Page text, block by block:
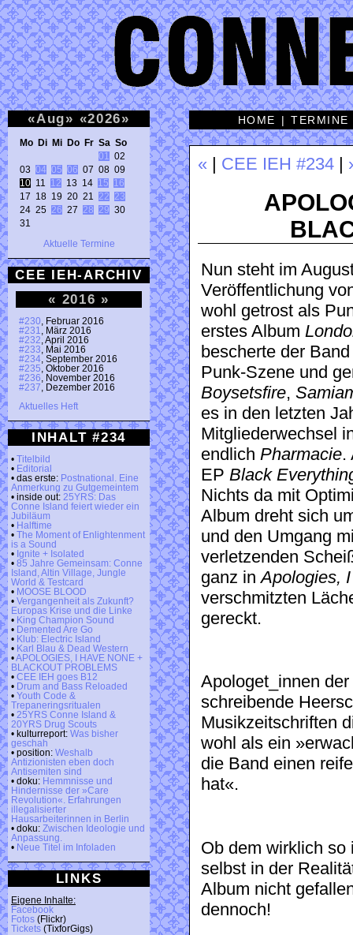
«Aug» «2026»
Mo Di Mi Do Fr Sa So
01
02
03 04 05 06
10 11 12 13 14 15
16
17 18 19 20 21 22
23
24 25 26 27 28 29 30
31
Aktuelle Termine
CEE IEH-ARCHIV
« 2016 »
#230 , Februar 2016
#231
, März 2016
#232 , April 2016
#233 , Mai 2016
#234 , September 2016
#235 , Oktober 2016
#236 , November 2016
#237 , Dezember 2016
Aktuelles Heft
INHALT #234
• Titelbild
• Editorial
• das erste: Postnational. Eine
Anmerkung zu Gutgemeintem
• inside out: 25YRS: Das
Conne Island feiert wieder ein
Jubiläum
• Halftime
• The Moment of Enlightenment
is a Sound
• Ignite + Isolated
• 85 Jahre Gemeinsam: Conne
Island, Altin Village, Jungle
World & Testcard
• MOOSE BLOOD
• Vergangenheit als Zukunft?
Europas Krise und die Linke
• King Champion Sound
• Demented Are Go
• Klub: Electric Island
• Karl Blau & Dead Western
•APOLOGIES, I HAVE NONE +
BLACKOUT PROBLEMS
• CEE IEH goes B12
• Drum and Bass Reloaded
• Youth Code &
Trepaneringsritualen
• 25YRS Conne Island &
20YRS Drug Scouts
• kulturreport: Was bisher
geschah
• position: Weshalb
Antizionisten eben doch
Antisemiten sind
• doku: Hemmnisse und
Hindernisse der »Care
Revolution«. Erfahrungen
illegalisierter
Hausarbeiterinnen in Berlin
• doku: Zwischen Ideologie und
Anpassung.
• Neue Titel im Infoladen
LINKS
Eigene Inhalte:
Facebook
Fotos (Flickr)
Tickets (TixforGigs)
HOME |TERMINE
« CEE IEH #234
Nun steht im
Veröffentlichung
wohl getrost als
erstes Album
bescherte der
Punk-Szene und
Boysetsfire,
es in den letzten
Mitgliederwechsel
endlich Pharmacie.
EP Black
Nichts da mit
Album dreht sich
und den Umgang
verletzenden
ganz inApologies,
verschmitzten
gereckt.
Apologet_innen
schreibende
Musikzeitschriften
wohl als ein
die Band einen
hat«.
Ob dem wirklich so
selbst in der
Album nicht
dennoch!